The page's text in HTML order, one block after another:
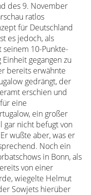
des 9. November
ratlos
für Deutschland
es jedoch, als
seinem 10-Punkte-
gegangen zu
bereits erwähnte
gedrängt, der
erschien und
eine
ein großer
gar nicht befugt von
wußte aber, was er
Noch ein
in Bonn, als
von einer
wiegelte Helmut
Sowjets hierüber